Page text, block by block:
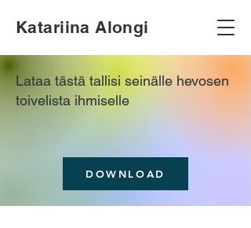
Katariina Alongi
Lataa tästä tallisi seinälle hevosen
toivelista ihmiselle
DOWNLOAD